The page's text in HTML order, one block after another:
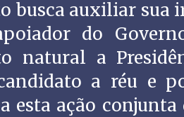
busca auxiliar sua
do
natural a
a réu e
esta ação conjunta